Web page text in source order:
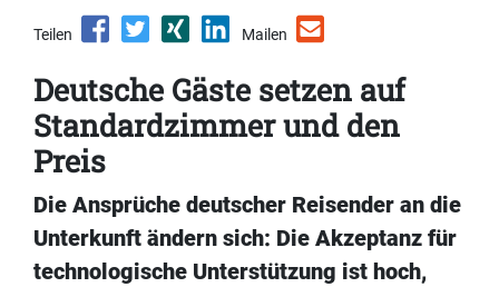
Teilen Mailen
Deutsche Gäste setzen auf
Standardzimmer und den
Preis
Die Ansprüche deutscher Reisender an die
Unterkunft ändern sich: Die Akzeptanz für
technologische Unterstützung ist hoch,